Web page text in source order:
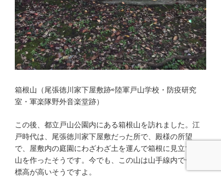
箱根山（尾張徳川家下屋敷跡⇨陸軍戸山学校・防疫研究
室・軍楽隊野外音楽堂跡）
この後、都立戸山公園内にある箱根山を訪れました。江
戸時代は、尾張徳川家下屋敷だった所で、殿様の所望
で、屋敷内の庭園にわざわざ土を運んで箱根に見立てた
山を作ったそうです。今でも、この山は山手線内で一番
標高が高いそうですよ。